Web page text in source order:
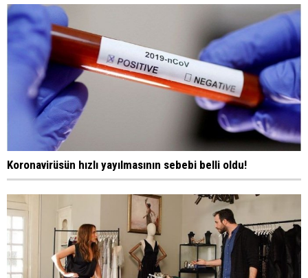
Koronavirüsün hızlı yayılmasının sebebi belli oldu!